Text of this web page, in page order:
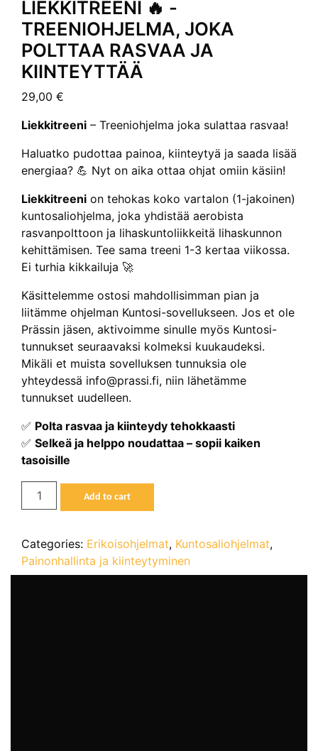
LIEKKITREENI 🔥 -
TREENIOHJELMA, JOKA
POLTTAA RASVAA JA
KIINTEYTTÄÄ
29,00 €
Liekkitreeni – Treeniohjelma joka sulattaa rasvaa!
Haluatko pudottaa painoa, kiinteytyä ja saada lisää
energiaa? 💪 Nyt on aika ottaa ohjat omiin käsiin!
Liekkitreeni on tehokas koko vartalon (1-jakoinen)
kuntosaliohjelma, joka yhdistää aerobista
rasvanpolttoon ja lihaskuntoliikkeitä lihaskunnon
kehittämisen. Tee sama treeni 1-3 kertaa viikossa.
Ei turhia kikkailuja 🚀
Käsittelemme ostosi mahdollisimman pian ja
liitämme ohjelman Kuntosi-sovellukseen. Jos et ole
Prässin jäsen, aktivoimme sinulle myös Kuntosi-
tunnukset seuraavaksi kolmeksi kuukaudeksi.
Mikäli et muista sovelluksen tunnuksia ole
yhteydessä info@prassi.fi, niin lähetämme
tunnukset uudelleen.
✅ Polta rasvaa ja kiinteydy tehokkaasti
✅ Selkeä ja helppo noudattaa – sopii kaiken
tasoisille
LIEKKITREENI
🔥
TREENIOHJELMA,
JOKA
POLTTAA
Add to cart
Categories: Erikoisohjelmat, Kuntosaliohjelmat,
Painonhallinta ja kiinteytyminen